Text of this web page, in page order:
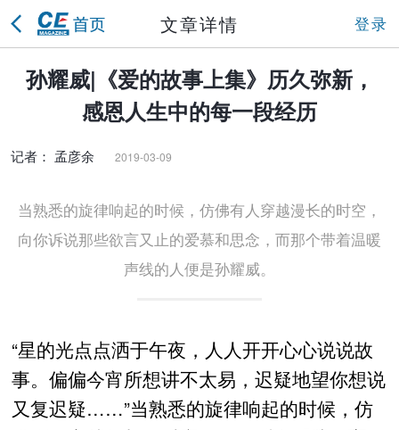
文章详情 登录
孙耀威|《爱的故事上集》历久弥新，
感恩人生中的每一段经历
记者： 孟彦余 2019-03-09
当熟悉的旋律响起的时候，仿佛有人穿越漫长的时空，
向你诉说那些欲言又止的爱慕和思念，而那个带着温暖
声线的人便是孙耀威。
“星的光点点洒于午夜，人人开开心心说说故
事。偏偏今宵所想讲不太易，迟疑地望你想说
又复迟疑……”当熟悉的旋律响起的时候，仿